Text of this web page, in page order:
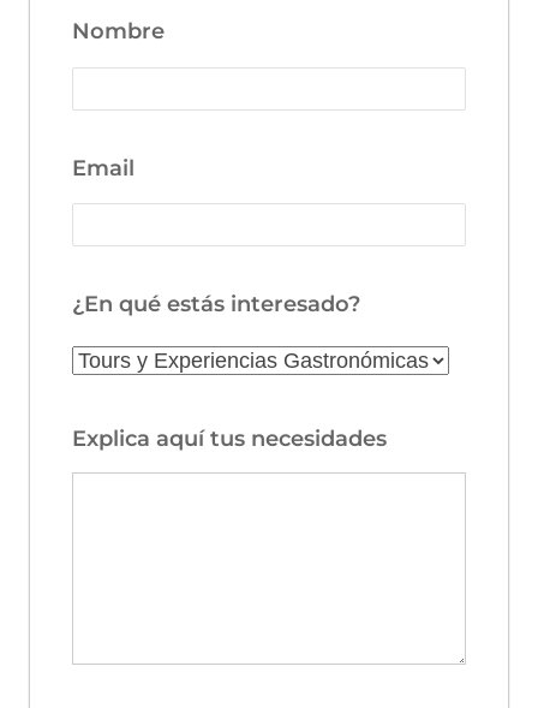
Nombre
Email
¿En qué estás interesado?
Explica aquí tus necesidades